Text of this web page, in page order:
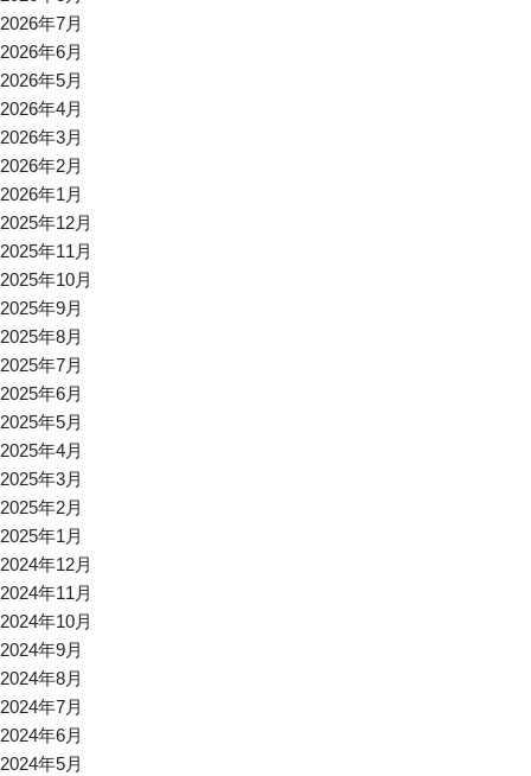
2026年7月
2026年6月
2026年5月
2026年4月
2026年3月
2026年2月
2026年1月
2025年12月
2025年11月
2025年10月
2025年9月
2025年8月
2025年7月
2025年6月
2025年5月
2025年4月
2025年3月
2025年2月
2025年1月
2024年12月
2024年11月
2024年10月
2024年9月
2024年8月
2024年7月
2024年6月
2024年5月